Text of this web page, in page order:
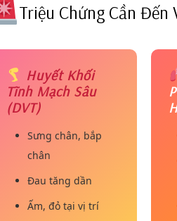
Triệu Chứng Cần Đến
Huyết Khối
Tĩnh Mạch Sâu
(DVT)
Sưng chân, bắp
chân
Đau tăng dần
Ấm, đỏ tại vị trí